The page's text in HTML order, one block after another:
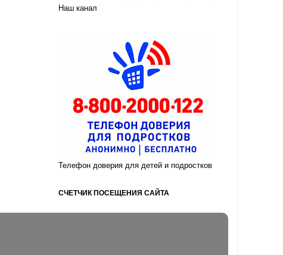
Наш канал
Телефон доверия для детей и подростков
СЧЕТЧИК ПОСЕЩЕНИЯ САЙТА